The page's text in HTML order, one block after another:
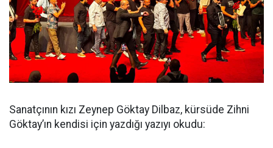
Sanatçının kızı Zeynep Göktay Dilbaz, kürsüde Zihni
Göktay’ın kendisi için yazdığı yazıyı okudu: